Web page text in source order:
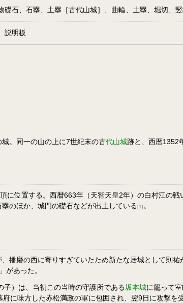
礎石、石塁、土塁［古代山城］、曲輪、土塁、堀切、竪
説明板
。同一の山の上に7世紀末の古代山城跡と、西暦1352
に位置する。西暦663年（天智天皇2年）の白村江の
のほか、城門の礎石などが出土している[1] 。
、播磨の西に寄りすぎていたため新たな居城として則
があった。
）は、当初この当時の守護所である坂本城に籠って
に味方した赤松満政の軍に包囲され、翌9日に攻撃